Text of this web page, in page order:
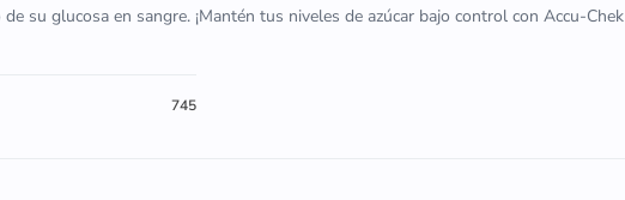
su glucosa en sangre. ¡Mantén tus niveles de azúcar bajo control con Accu-Chek
745